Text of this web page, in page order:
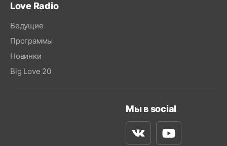
Love Radio
Ведущие
Программы
Новинки
Big Love 20
Мы в social
ВконтактеYoutube